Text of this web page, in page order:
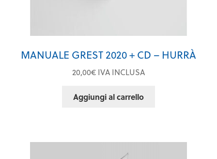
MANUALE GREST 2020 + CD – HURRÀ
20,00€ IVA INCLUSA
Aggiungi al carrello